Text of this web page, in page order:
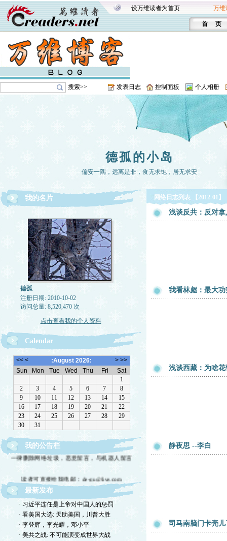
设万维读者为首页 万维
首 页
搜索>> 发表日志 控制面板 个人相册
德孤的小岛
偏安一隅，远离是非，食无求饱，居无求安
我的名片
德孤
注册日期: 2010-10-02
访问总量: 8,520,470 次
点击查看我的个人资料
Calendar
我的公告栏
一律删除网络垃圾，恶意留言，与机器人留言
欢迎留言交流，恕我不一一回复，敬请体谅。
欢迎转摘，包括国国内网站，但请注明出处！
欢迎光临德孤的小岛！谢绝网络垃圾！
最新发布
· 习近平连任是上帝对中国人的惩罚
· 看美国大选: 天助美国，川普大胜
· 李登辉，李光耀，邓小平
· 美共之战: 不可能演变成世界大战
网络日志列表 【2012-01】
浅谈反共：反对
我看林彪：最大
浅谈西藏：为啥
静夜思 --李白
司马南脑门卡壳